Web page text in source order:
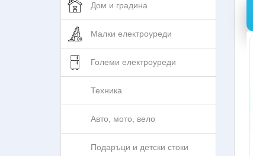
Дом и градина
Малки електроуреди
Големи електроуреди
Техника
Авто, мото, вело
Подаръци и детски стоки